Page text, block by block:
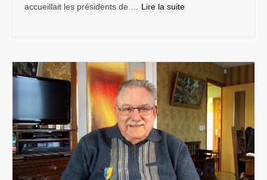
accueillait les présidents de … Lire la suite­­